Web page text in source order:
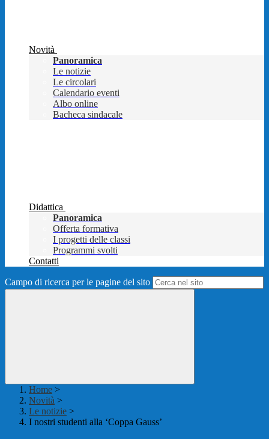
Novità
Panoramica
Le notizie
Le circolari
Calendario eventi
Albo online
Bacheca sindacale
Didattica
Panoramica
Offerta formativa
I progetti delle classi
Programmi svolti
Contatti
Campo di ricerca per le pagine del sito
Home >
Novità >
Le notizie >
I nostri studenti alla ‘Coppa Gauss’